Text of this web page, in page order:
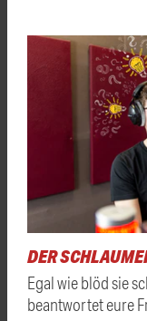
DER
Egal wie blöd sie
beantwortet eure